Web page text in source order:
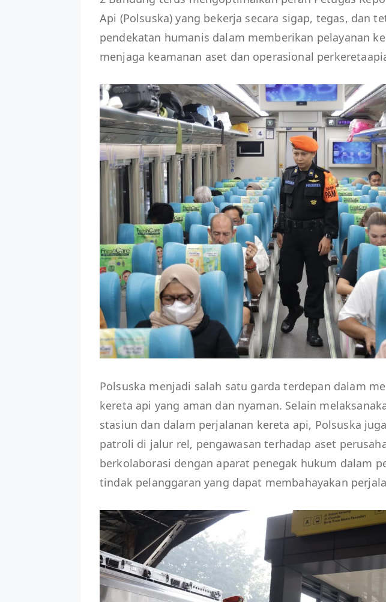
Api (Polsuska) yang bekerja secara sigap, tegas, dan
pendekatan humanis dalam memberikan pelayanan
menjaga keamanan aset dan operasional
Polsuska menjadi salah satu garda terdepan dalam
kereta api yang aman dan nyaman. Selain
stasiun dan dalam perjalanan kereta api, Polsuska
patroli di jalur rel, pengawasan terhadap aset
berkolaborasi dengan aparat penegak hukum dalam
tindak pelanggaran yang dapat membahayakan